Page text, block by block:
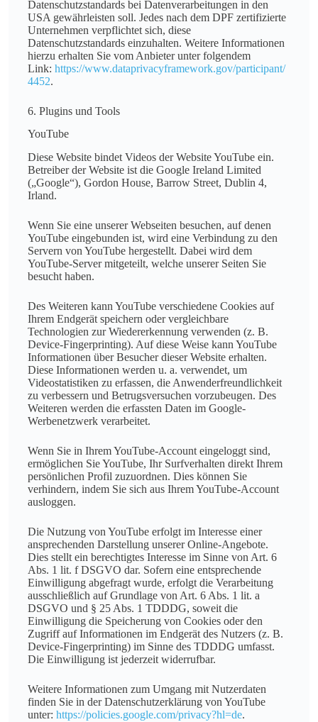
Datenschutzstandards bei Datenverarbeitungen in den
USA gewährleisten soll. Jedes nach dem DPF zertifizierte
Unternehmen verpflichtet sich, diese
Datenschutzstandards einzuhalten. Weitere Informationen
hierzu erhalten Sie vom Anbieter unter folgendem
Link: https://www.dataprivacyframework.gov/participant/
4452.
6. Plugins und Tools
YouTube
Diese Website bindet Videos der Website YouTube ein.
Betreiber der Website ist die Google Ireland Limited
(„Google“), Gordon House, Barrow Street, Dublin 4,
Irland.
Wenn Sie eine unserer Webseiten besuchen, auf denen
YouTube eingebunden ist, wird eine Verbindung zu den
Servern von YouTube hergestellt. Dabei wird dem
YouTube-Server mitgeteilt, welche unserer Seiten Sie
besucht haben.
Des Weiteren kann YouTube verschiedene Cookies auf
Ihrem Endgerät speichern oder vergleichbare
Technologien zur Wiedererkennung verwenden (z. B.
Device-Fingerprinting). Auf diese Weise kann YouTube
Informationen über Besucher dieser Website erhalten.
Diese Informationen werden u. a. verwendet, um
Videostatistiken zu erfassen, die Anwenderfreundlichkeit
zu verbessern und Betrugsversuchen vorzubeugen. Des
Weiteren werden die erfassten Daten im Google-
Werbenetzwerk verarbeitet.
Wenn Sie in Ihrem YouTube-Account eingeloggt sind,
ermöglichen Sie YouTube, Ihr Surfverhalten direkt Ihrem
persönlichen Profil zuzuordnen. Dies können Sie
verhindern, indem Sie sich aus Ihrem YouTube-Account
ausloggen.
Die Nutzung von YouTube erfolgt im Interesse einer
ansprechenden Darstellung unserer Online-Angebote.
Dies stellt ein berechtigtes Interesse im Sinne von Art. 6
Abs. 1 lit. f DSGVO dar. Sofern eine entsprechende
Einwilligung abgefragt wurde, erfolgt die Verarbeitung
ausschließlich auf Grundlage von Art. 6 Abs. 1 lit. a
DSGVO und § 25 Abs. 1 TDDDG, soweit die
Einwilligung die Speicherung von Cookies oder den
Zugriff auf Informationen im Endgerät des Nutzers (z. B.
Device-Fingerprinting) im Sinne des TDDDG umfasst.
Die Einwilligung ist jederzeit widerrufbar.
Weitere Informationen zum Umgang mit Nutzerdaten
finden Sie in der Datenschutzerklärung von YouTube
unter: https://policies.google.com/privacy?hl=de.